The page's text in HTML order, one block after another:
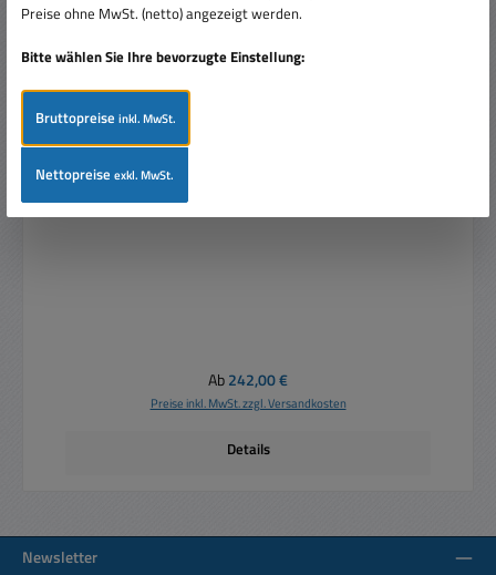
DC USV 12V NT 230V auf 12V DC 6A 12A mit
Regulärer Preis:
Ab242,00 €
Preise inkl. MwSt. zzgl. Versandkosten
Details
Newsletter
Preise ohne MwSt. (netto) angezeigt werden.
Bitte wählen Sie Ihre bevorzugte Einstellung:
Bruttopreiseinkl. MwSt.
Nettopreiseexkl. MwSt.